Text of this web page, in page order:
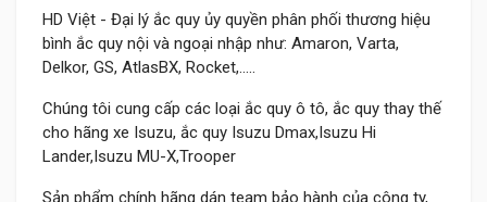
HD Việt - Đại lý ắc quy ủy quyền phân phối thương hiệu
bình ắc quy nội và ngoại nhập như: Amaron, Varta,
Delkor, GS, AtlasBX, Rocket,.....
Chúng tôi cung cấp các loại ắc quy ô tô, ắc quy thay thế
cho hãng xe Isuzu, ắc quy Isuzu Dmax,Isuzu Hi
Lander,Isuzu MU-X,Trooper